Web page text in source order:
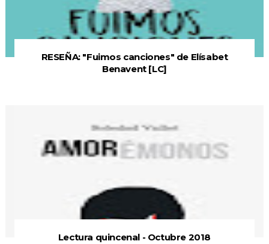
RESEÑA: "Fuimos canciones" de Elísabet
Benavent [LC]
Lectura quincenal - Octubre 2018